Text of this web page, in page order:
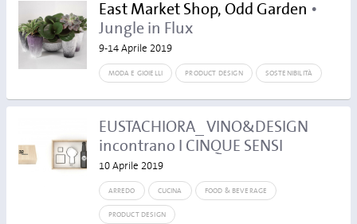
East Market Shop, Odd Garden •
Jungle in Flux
9-14 Aprile 2019
MODA E GIOIELLI PRODUCT DESIGN SOSTENIBILITÀ
EUSTACHIORA_ VINO&DESIGN
incontrano I CINQUE SENSI
10 Aprile 2019
ARREDO CUCINA FOOD & BEVERAGE
PRODUCT DESIGN